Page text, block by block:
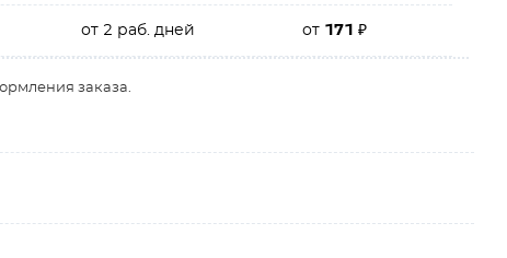
от 2 раб. дней от 171₽
заказа.